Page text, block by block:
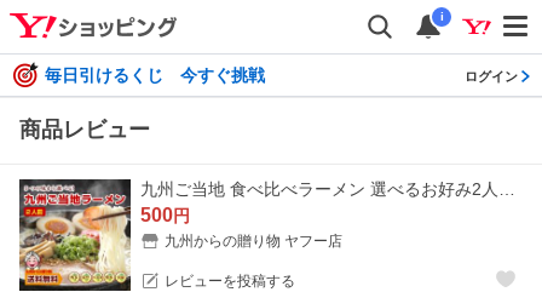
i
毎日引けるくじ 今すぐ挑戦 ログイン
商品レビュー
500円
九州からの贈り物 ヤフー店
レビューを投稿する